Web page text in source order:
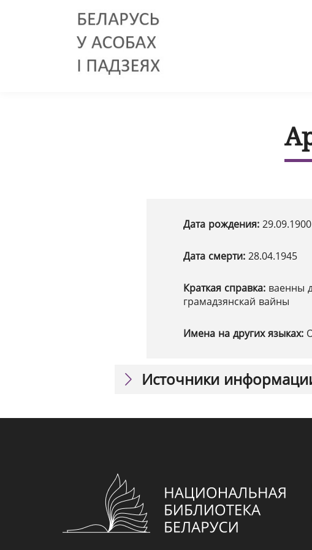
Дата рождения:
Дата смерти: 28.04.1945
Краткая справка: ваенны
грамадзянскай вайны
Имена на других языках:
Источники